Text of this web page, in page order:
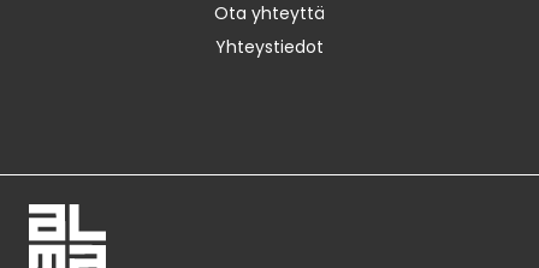
Ota yhteyttä
Yhteystiedot